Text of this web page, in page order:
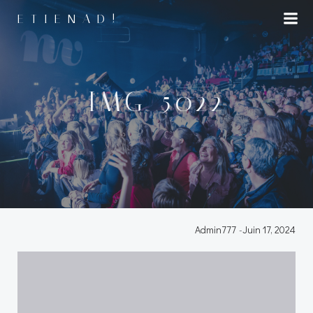
Aller
au
ETIENAD!
IMG_5022
Admin777 -Juin 17, 2024